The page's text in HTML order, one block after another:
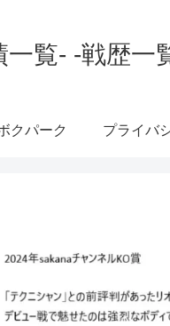
覧- -戦歴一
クパーク プライバ